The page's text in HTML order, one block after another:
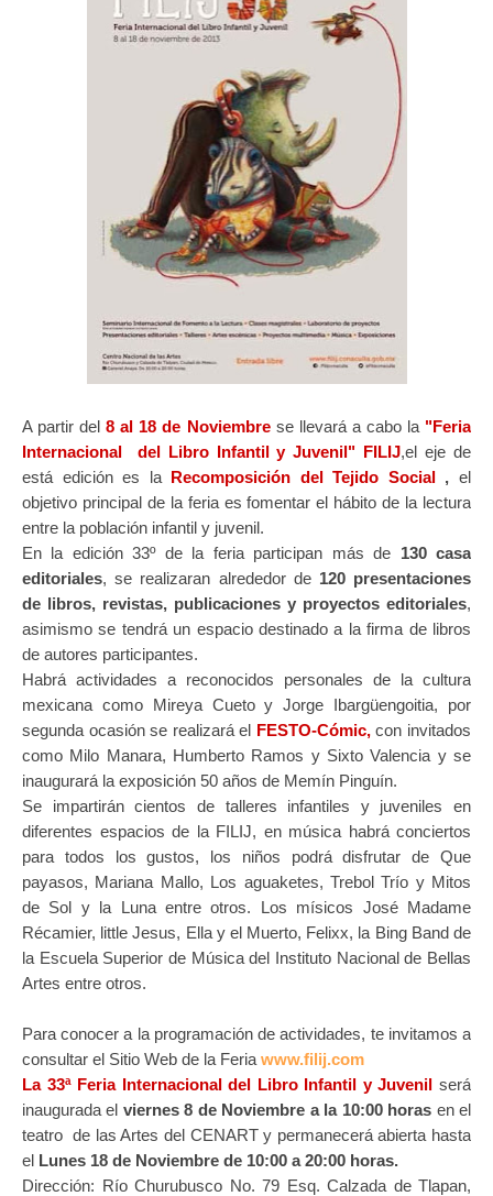
A partir del8 al 18 de Noviembrese llevará a cabo la "Feria
Internacional del Libro Infantil y Juvenil" FILIJ,el eje de
está edición es la Recomposición del Tejido Social,el
objetivo principal de la feria es fomentar el hábito de la lectura
entre la población infantil y juvenil.
En la edición 33º de la feria participan más de 130 casa
editoriales, se realizaran alrededor de120 presentaciones
de libros, revistas, publicaciones y proyectos editoriales,
asimismo se tendrá un espacio destinado a la firma de libros
de autores participantes.
Habrá actividades a reconocidos personales de la cultura
mexicana como Mireya Cueto y Jorge Ibargüengoitia, por
segunda ocasión se realizaráel FESTO-Cómic,con invitados
como Milo Manara, Humberto Ramos y Sixto Valencia y se
inaugurará la exposición 50 años de Memín Pinguín.
Se impartirán cientos de talleres infantiles y juveniles en
diferentes espacios de la FILIJ, en música habrá conciertos
para todos los gustos, los niños podrá disfrutar de Que
payasos, Mariana Mallo, Los aguaketes, Trebol Trío y Mitos
de Sol y la Luna entre otros. Los mísicos José Madame
Récamier, little Jesus, Ella y el Muerto, Felixx, la Bing Band de
la Escuela Superior de Música del Instituto Nacional de Bellas
Artes entre otros.
Para conocer a la programación de actividades, te invitamos a
consultar el Sitio Web de la Feria www.filij.com
La 33ª Feria Internacional del Libro Infantil y Juvenil será
inaugurada el viernes 8 de Noviembre a la 10:00 horas en el
teatro de las Artes del CENART y permanecerá abierta hasta
el Lunes 18 de Noviembre de 10:00 a 20:00 horas.
Dirección: Río Churubusco No. 79 Esq. Calzada de Tlapan,